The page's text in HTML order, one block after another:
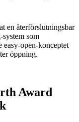
en återförslutningsbar
som
open-konceptet
öppning.
Award